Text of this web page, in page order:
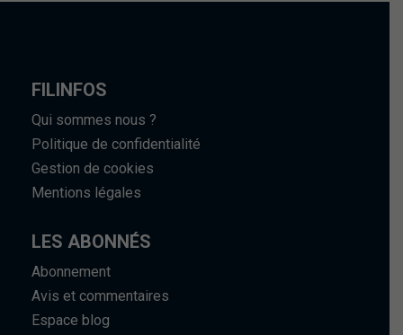
FILINFOS
Qui sommes nous ?
Politique de confidentialité
Gestion de cookies
Mentions légales
LES ABONNÉS
Abonnement
Avis et commentaires
Espace blog